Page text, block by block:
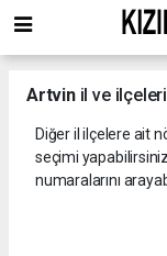
Artvinil ve
Diğer il ilçelere ait
seçimi
numaralarını